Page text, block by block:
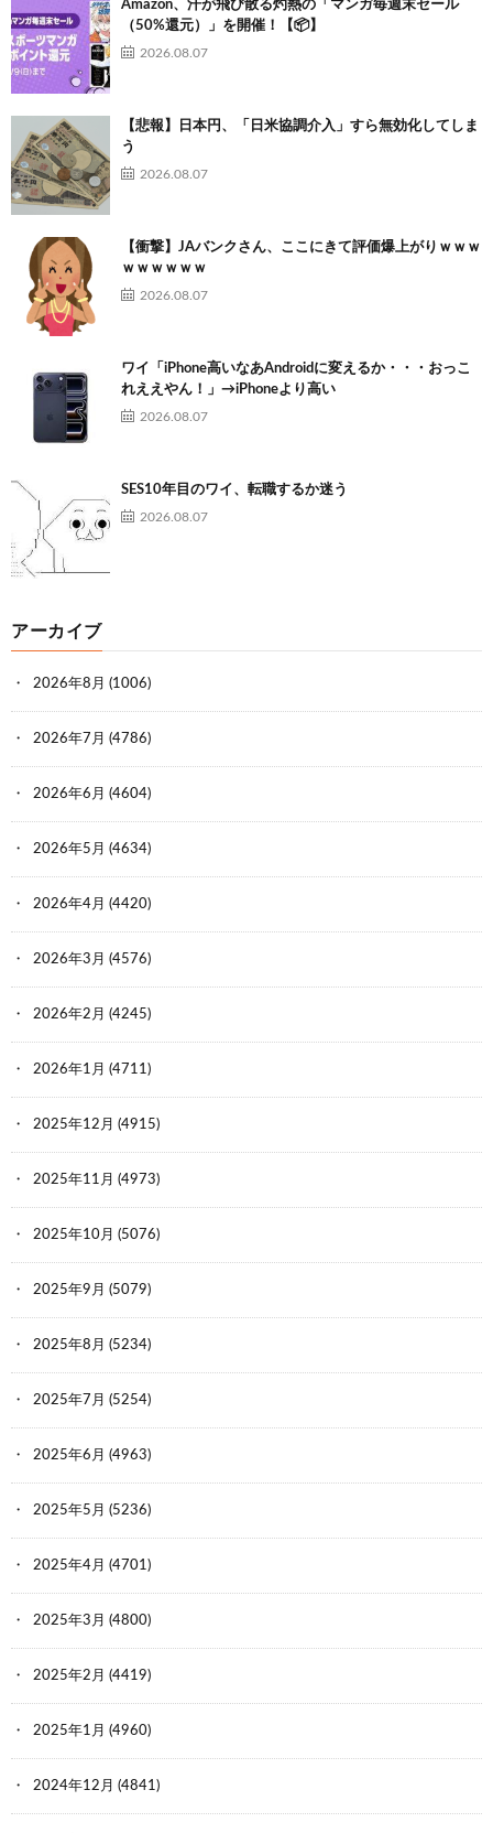
Amazon、汗が飛び散る灼熱の「マンガ毎週末セール
（50%還元）」を開催！【📦】
2026.08.07
【悲報】日本円、「日米協調介入」すら無効化してしま
う
2026.08.07
【衝撃】JAバンクさん、ここにきて評価爆上がりｗｗｗ
ｗｗｗｗｗｗ
2026.08.07
ワイ「iPhone高いなあAndroidに変えるか・・・おっこ
れええやん！」→iPhoneより高い
2026.08.07
SES10年目のワイ、転職するか迷う
2026.08.07
アーカイブ
2026年8月 (1006)
2026年7月 (4786)
2026年6月 (4604)
2026年5月 (4634)
2026年4月 (4420)
2026年3月 (4576)
2026年2月 (4245)
2026年1月 (4711)
2025年12月 (4915)
2025年11月 (4973)
2025年10月 (5076)
2025年9月 (5079)
2025年8月 (5234)
2025年7月 (5254)
2025年6月 (4963)
2025年5月 (5236)
2025年4月 (4701)
2025年3月 (4800)
2025年2月 (4419)
2025年1月 (4960)
2024年12月 (4841)